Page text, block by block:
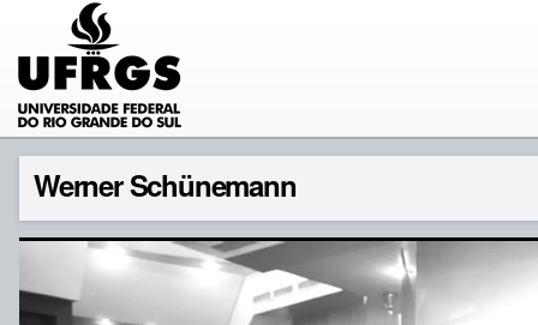
Werner Schünemann